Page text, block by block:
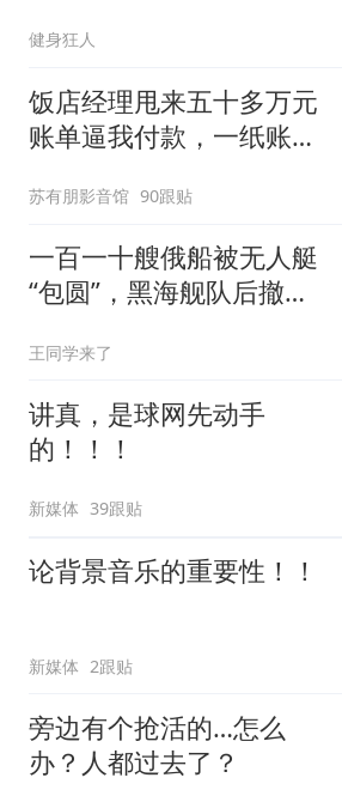
健身狂人
饭店经理甩来五十多万元
账单逼我付款，一纸账单
苏有朋影音馆 90跟贴
一百一十艘俄船被无人艇
“包圆”，黑海舰队后撤数
王同学来了
讲真，是球网先动手
的！！！
新媒体 39跟贴
论背景音乐的重要性！！
新媒体 2跟贴
旁边有个抢活的…怎么
办？人都过去了？